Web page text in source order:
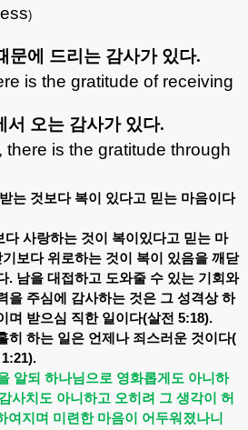
)
문에 드리는 감사가 있다.
is the gratitude of receiving
서 오는 감사가 있다.
there is the gratitude through
받는 것보다 복이 있다고 믿는 마음이다
다 사랑하는 것이 복이있다고 믿는 마
기보다 위로하는 것이 복이 있음을 깨닫
. 남을 대접하고 도와줄 수 있는 기회와
을 주심에 감사하는 것은 그 성격상 하
며 받으심 직한 일이다(살전 5:18).
히 하는 일은 언제나 죄스러운 것이다(
1:21).
알되 하나님으로 영화롭게도 아니하
감사치도 아니하고 오히려 그 생각이
허
여지며 미련한 마음이
어두워졌나니